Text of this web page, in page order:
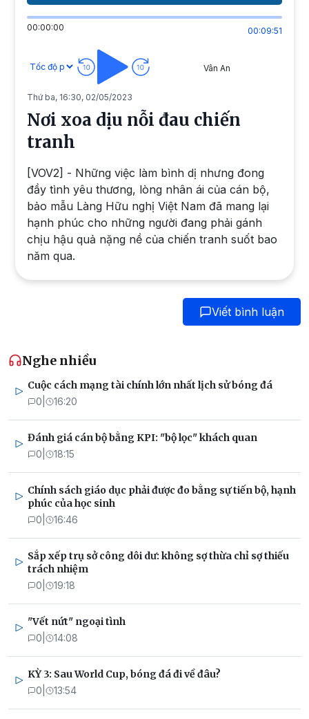
00:00:00 00:09:51
Vân An
Thứ ba, 16:30, 02/05/2023
Nơi xoa dịu nỗi đau chiến
tranh
[VOV2] - Những việc làm bình dị nhưng đong
đầy tình yêu thương, lòng nhân ái của cán bộ,
bảo mẫu Làng Hữu nghị Việt Nam đã mang lại
hạnh phúc cho những người đang phải gánh
chịu hậu quả nặng nề của chiến tranh suốt bao
năm qua.
Viết bình luận
Nghe nhiều
Cuộc cách mạng tài chính lớn nhất lịch sử bóng đá
0 16:20
Đánh giá cán bộ bằng KPI: "bộ lọc" khách quan
0 18:15
Chính sách giáo dục phải được đo bằng sự tiến bộ, hạnh
phúc của học sinh
0 16:46
Sắp xếp trụ sở công dôi dư: không sợ thừa chỉ sợ thiếu
trách nhiệm
0 19:18
"Vết nứt" ngoại tình
0 14:08
KỲ 3: Sau World Cup, bóng đá đi về đâu?
0 13:54